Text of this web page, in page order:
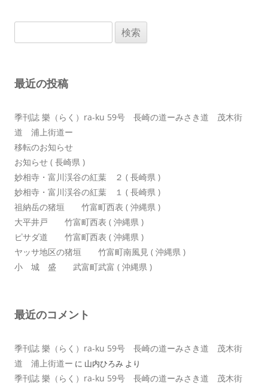
ン
索:
最近の投稿
季刊誌 樂（らく）ra-ku 59号 長崎の道ーみさき道 茂木街
道 浦上街道ー
移転のお知らせ
お知らせ ( 長崎県 )
妙相寺・富川渓谷の紅葉 ２ ( 長崎県 )
妙相寺・富川渓谷の紅葉 １ ( 長崎県 )
祖納岳の猪垣 竹富町西表 ( 沖縄県 )
大平井戸 竹富町西表 ( 沖縄県 )
ピサダ道 竹富町西表 ( 沖縄県 )
ヤッサ地区の猪垣 竹富町南風見 ( 沖縄県 )
小 城 盛 武富町武富 ( 沖縄県 )
最近のコメント
季刊誌 樂（らく）ra-ku 59号 長崎の道ーみさき道 茂木街
道 浦上街道ー に 山内ひろみ より
季刊誌 樂（らく）ra-ku 59号 長崎の道ーみさき道 茂木街